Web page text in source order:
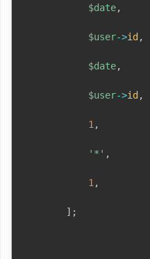
$date,
$user->id ,
$date,
$user->id ,
1 ,
'*' ,
1 ,
] ;